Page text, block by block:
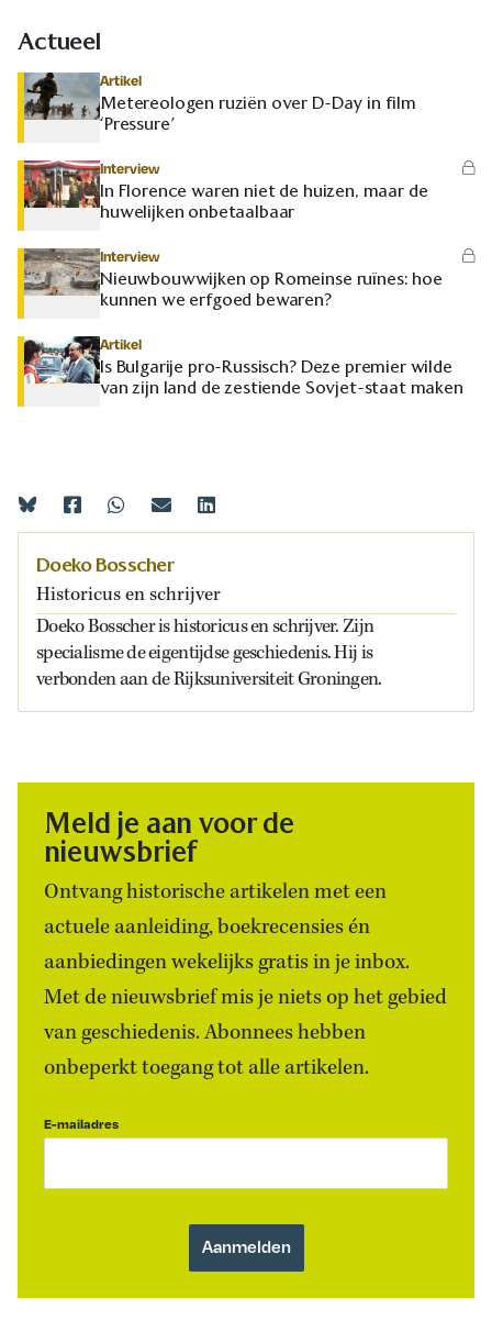
Actueel
Artikel
Metereologen ruziën over D-Day in film
‘Pressure’
Interview
In Florence waren niet de huizen, maar de
huwelijken onbetaalbaar
Interview
Nieuwbouwwijken op Romeinse ruïnes: hoe
kunnen we erfgoed bewaren?
Artikel
Is Bulgarije pro-Russisch? Deze premier wilde
van zijn land de zestiende Sovjet-staat maken
Doeko Bosscher
Historicus en schrijver
Doeko Bosscher is historicus en schrijver. Zijn
specialisme de eigentijdse geschiedenis. Hij is
verbonden aan de Rijksuniversiteit Groningen.
Meld je aan voor de
nieuwsbrief
Ontvang historische artikelen met een
actuele aanleiding, boekrecensies én
aanbiedingen wekelijks gratis in je inbox.
Met de nieuwsbrief mis je niets op het gebied
van geschiedenis. Abonnees hebben
onbeperkt toegang tot alle artikelen.
E-mailadres